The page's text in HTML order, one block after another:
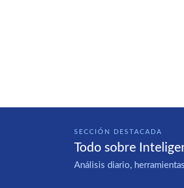
SECCIÓN DESTACADA
Todo sobre
Análisis diario,